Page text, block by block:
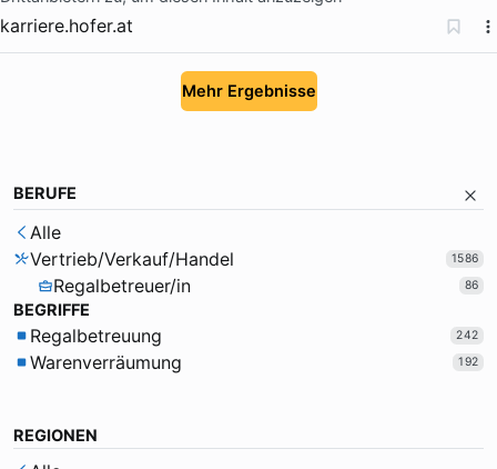
karriere.hofer.at
Mehr Ergebnisse
BERUFE
Alle
Vertrieb/Verkauf/Handel
1586
Regalbetreuer/in 86
BEGRIFFE
Regalbetreuung 242
Warenverräumung 192
REGIONEN